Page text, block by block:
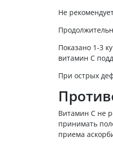
Не
Показано 1-3
витамин С
При острых
Витамин С не
принимать
приема